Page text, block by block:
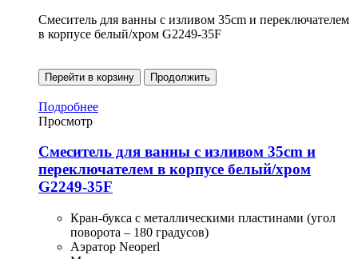
Смеситель для ванны с изливом 35cm и переключателем
в корпусе белый/хром G2249-35F
Перейти в корзину Продолжить
Подробнее
Просмотр
Смеситель для ванны с изливом 35cm и
переключателем в корпусе белый/хром
G2249-35F
Кран-букса с металлическими пластинами (угол
поворота – 180 градусов)
Аэратор Neoperl